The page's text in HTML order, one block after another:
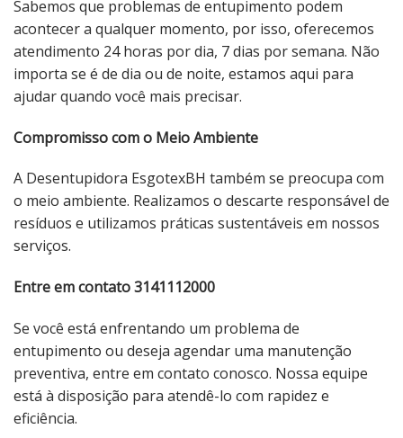
Sabemos que problemas de entupimento podem
acontecer a qualquer momento, por isso, oferecemos
atendimento 24 horas por dia, 7 dias por semana. Não
importa se é de dia ou de noite, estamos aqui para
ajudar quando você mais precisar.
Compromisso com o Meio Ambiente
A Desentupidora EsgotexBH também se preocupa com
o meio ambiente. Realizamos o descarte responsável de
resíduos e utilizamos práticas sustentáveis ​​em nossos
serviços.
Entre em contato 3141112000
Se você está enfrentando um problema de
entupimento ou deseja agendar uma manutenção
preventiva, entre em contato conosco. Nossa equipe
está à disposição para atendê-lo com rapidez e
eficiência.